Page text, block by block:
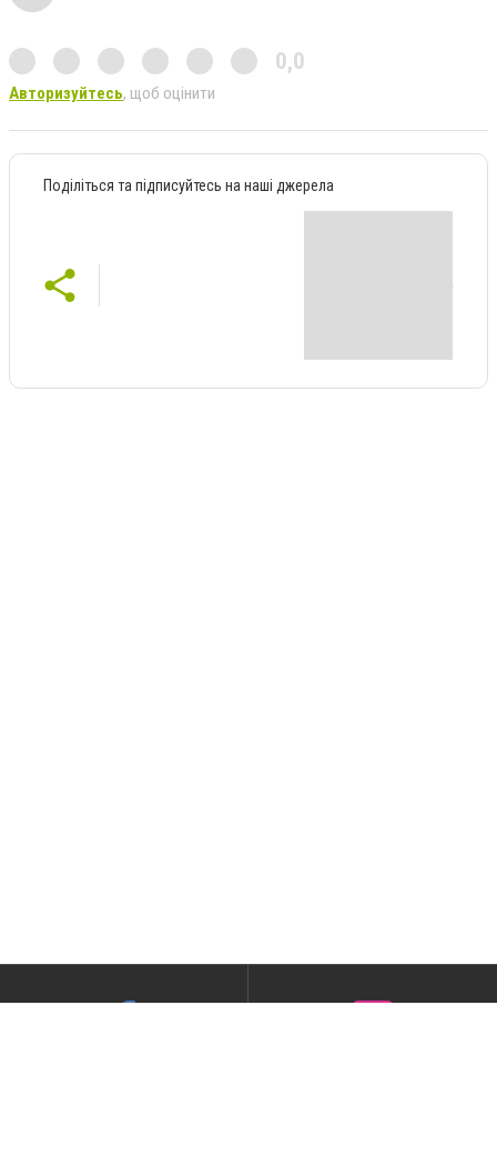
0,0
Авторизуйтесь, щоб оцінити
Поділіться та підписуйтесь на наші джерела